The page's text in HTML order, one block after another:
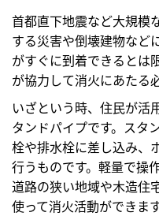
首都直下地震など大規模
する災害や倒壊建物など
がすぐに到着できるとは
が協力して消火にあたる
いざという時、住民が活
タンドパイプです。スタ
栓や排水栓に差し込み、
行うものです。軽量で操
道路の狭い地域や木造住
使って消火活動ができます